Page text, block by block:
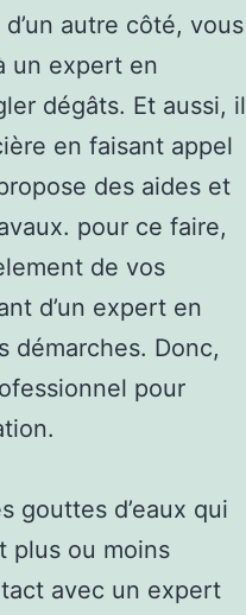
autre côté, vous
un expert en
dégâts. Et aussi, il
en faisant appel
des aides et
pour ce faire,
de vos
d’un expert en
démarches. Donc,
pour
gouttes d’eaux qui
plus ou moins
avec un expert